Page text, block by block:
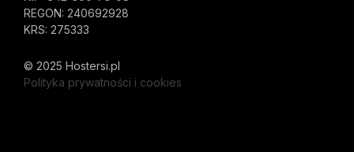
REGON: 240692928
KRS: 275333
© 2025 Hostersi.pl
Polityka prywatności i cookies